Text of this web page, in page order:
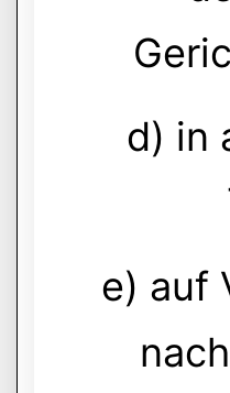
d) in
e) auf